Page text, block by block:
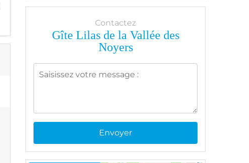
Contactez
Gîte Lilas de la Vallée des
Noyers
Envoyer